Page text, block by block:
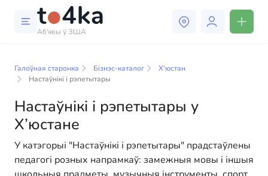
Аб'явы ў ЗША
У нашым каталогу бізнес-паслуг вы знойдзеце
дапамагчы людзям адаптавацца да жыцця ў ЗША.
Мы прапануем разнастайныя рашэнні як для
фізічных, так і для юрыдычных асоб, каб зрабіць
ваша жыццё ў Амерыцы больш камфортным і
зручным. Ад прафесійных кансультацый да
Галоўная старонка Бізнэс-каталог
Х'юстан
Настаўнікі і рэпетытары
Настаўнікі і рэпетытары у
Х’юстане
У катэгорыі "Настаўнікі і рэпетытары" прадстаўлены
педагогі розных напрамкаў: замежныя мовы і іншыя